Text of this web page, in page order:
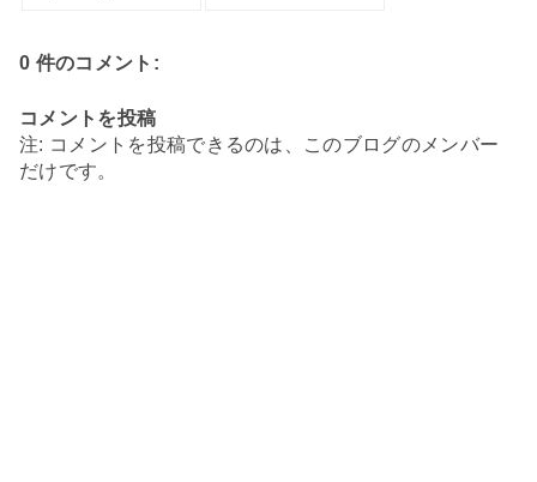
0 件のコメント:
コメントを投稿
注: コメントを投稿できるのは、このブログのメンバー
だけです。